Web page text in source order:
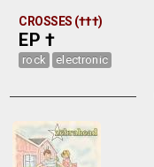
CROSSES (†††)
EP †
rock electronic